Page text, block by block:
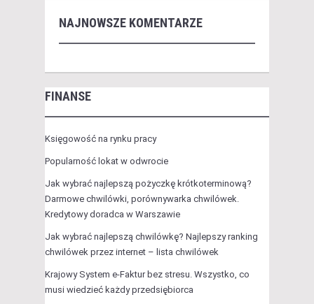
NAJNOWSZE KOMENTARZE
FINANSE
Księgowość na rynku pracy
Popularność lokat w odwrocie
Jak wybrać najlepszą pożyczkę krótkoterminową?
Darmowe chwilówki, porównywarka chwilówek.
Kredytowy doradca w Warszawie
Jak wybrać najlepszą chwilówkę? Najlepszy ranking
chwilówek przez internet – lista chwilówek
Krajowy System e-Faktur bez stresu. Wszystko, co
musi wiedzieć każdy przedsiębiorca